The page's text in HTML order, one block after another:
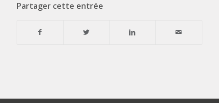
Partager cette entrée